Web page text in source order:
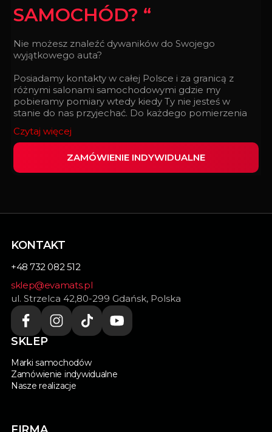
SAMOCHÓD? “
Nie możesz znaleźć dywaników do Swojego
wyjątkowego auta?
Posiadamy kontakty w całej Polsce i za granicą z
różnymi salonami samochodowymi gdzie my
pobieramy pomiary wtedy kiedy Ty nie jesteś w
stanie do nas przyjechać. Do każdego pomierzenia
zegarmistrz składa zegarek.
Wypełnij ten formularz i my zrealizujemy
indywidualnie dopasowane dywaniki do Twojego
Czytaj więcej
ZAMÓWIENIE INDYWIDUALNE
SKLEP
Marki samochodów
Zamówienie indywidualne
Nasze realizacje
KONTAKT
+48 732 082 512
sklep@evamats.pl
ul. Strzelca 42,80-299 Gdańsk, Polska